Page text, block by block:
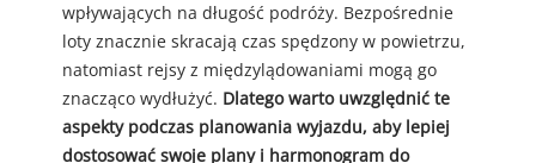
wpływających na długość podróży. Bezpośrednie
loty znacznie skracają czas spędzony w powietrzu,
natomiast rejsy z międzylądowaniami mogą go
znacząco wydłużyć. Dlatego warto uwzględnić te
aspekty podczas planowania wyjazdu, aby lepiej
dostosować swoje plany i harmonogram do